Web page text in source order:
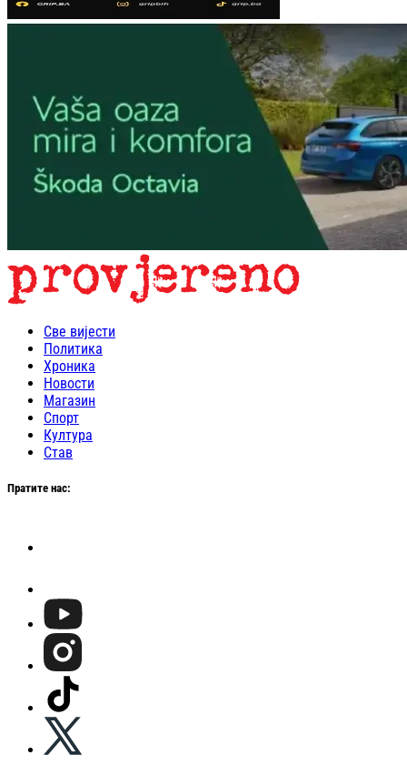
Све вијести
Политика
Хроника
Новости
Магазин
Спорт
Култура
Став
Пратите нас: